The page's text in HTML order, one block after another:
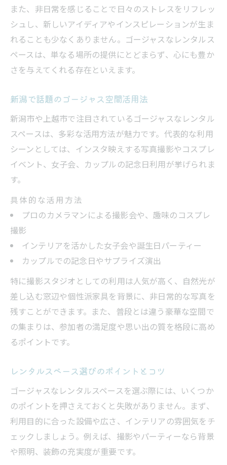
少人数利用で快適なレンタルスペース選び
上越エリアのプライベート空間の魅力
個室レンタルスペースのおすすめポイント
短時間利用に便利なレンタルルーム特集
女子会やカップル利用で映える空間特集
女子会に最適なレンタルスペースの選び方
カップルで楽しむおしゃれな空間活用術
インスタ映えするレンタルスペース特集
新潟で人気の女子会向けレンタルルーム
個性的な家具が魅力のレンタルスペース
手頃な価格のレンタルスペースを賢く選ぶ
安いのにおしゃれな新潟レンタルスペース
コスパ重視で選ぶレンタルスペース活用法
安くてゴージャスなレンタルスペースの探
し方
レンタルスペースの料金比較で失敗しない
コツ
また、非日常を感じることで日々のストレスをリフレッ
シュし、新しいアイディアやインスピレーションが生ま
れることも少なくありません。ゴージャスなレンタルス
ペースは、単なる場所の提供にとどまらず、心にも豊か
さを与えてくれる存在といえます。
新潟で話題のゴージャス空間活用法
新潟市や上越市で注目されているゴージャスなレンタル
スペースは、多彩な活用方法が魅力です。代表的な利用
シーンとしては、インスタ映えする写真撮影やコスプレ
イベント、女子会、カップルの記念日利用が挙げられま
す。
具体的な活用方法
プロのカメラマンによる撮影会や、趣味のコスプレ
撮影
インテリアを活かした女子会や誕生日パーティー
カップルでの記念日やサプライズ演出
特に撮影スタジオとしての利用は人気が高く、自然光が
差し込む窓辺や個性派家具を背景に、非日常的な写真を
残すことができます。また、普段とは違う豪華な空間で
の集まりは、参加者の満足度や思い出の質を格段に高め
るポイントです。
レンタルスペース選びのポイントとコツ
ゴージャスなレンタルスペースを選ぶ際には、いくつか
のポイントを押さえておくと失敗がありません。まず、
利用目的に合った設備や広さ、インテリアの雰囲気をチ
ェックしましょう。例えば、撮影やパーティーなら背景
や照明、装飾の充実度が重要です。